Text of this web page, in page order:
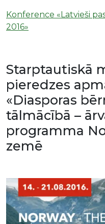
Konference «Latvieši
2016»
Starptautiskā
pieredzes
«Diasporas
tālmācībā –
programma
zemē